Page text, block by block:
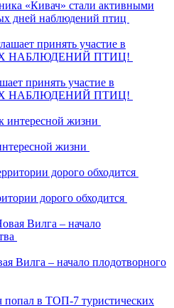
«Кивач» стали активными
дней наблюдений птиц
принять участие в
НАБЛЮДЕНИЙ ПТИЦ!
жизни
дорого обходится
Вилга – начало плодотворного